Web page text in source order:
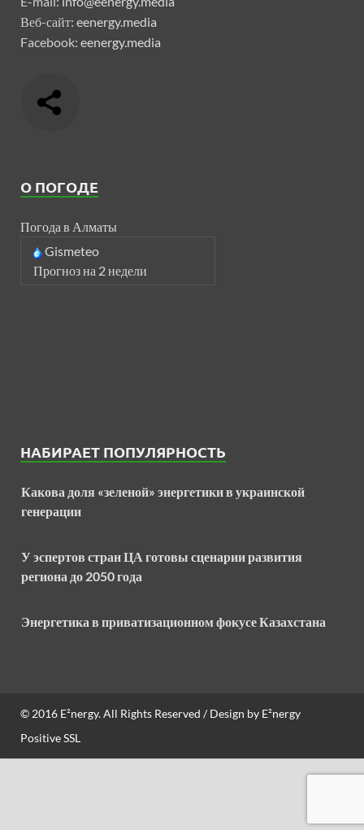
Веб-сайт: eenergy.media
Facebook: eenergy.media
О ПОГОДЕ
Погода в Алматы
Gismeteo
Прогноз на 2 недели
НАБИРАЕТ ПОПУЛЯРНОСТЬ
Какова доля «зеленой» энергетики в украинской
генерации
У эспертов стран ЦА готовы сценарии развития
региона до 2050 года
Энергетика в приватизационном фокусе Казахстана
© 2016 E²nergy. All Rights Reserved / Design by E²nergy
Positive SSL